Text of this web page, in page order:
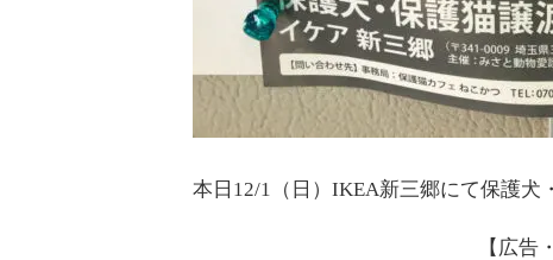
本日12/1（日）IKEA新三郷にて保護犬
【広告